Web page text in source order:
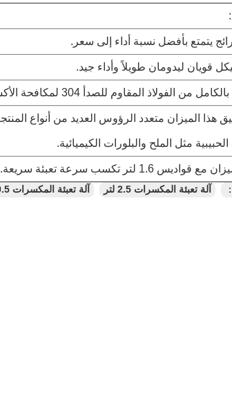
رائج يتمتع بأفضل نسبة أداء إلى سعر.
قويان ليدومان طويلاً وأداء جيد.
من الفولاذ المقاوم للصدأ 304 لمكافحة الأكسجين.
هذا الميزان متعدد الرؤوس العديد من أنواع
مثل الملح والبلورات الكيميائية.
آلة تعبئة المكسرات 2.5 لتر آلة تعبئة المكسرات 0.5 لتر